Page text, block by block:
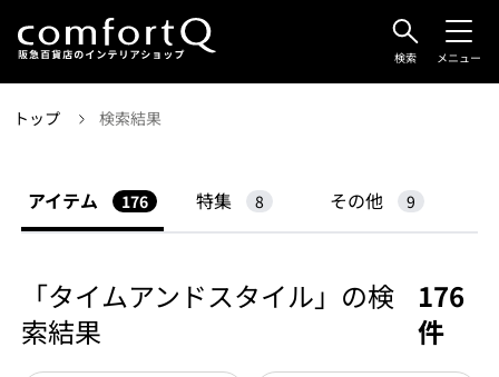
検索 メニュー
トップ 検索結果
アイテム 176 特集 8 その他 9
「タイムアンドスタイル」の検
索結果
176
件